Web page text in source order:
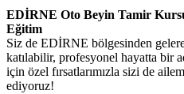
EDİRNE Oto Beyin Tamir
Eğitim
Siz de EDİRNE bölgesinden
katılabilir, profesyonel hayatta bir
için özel fırsatlarımızla sizi de
ediyoruz!